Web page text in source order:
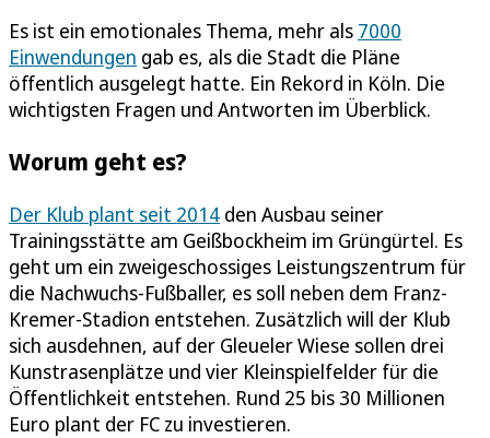
Es ist ein emotionales Thema, mehr als 7000
Einwendungen gab es, als die Stadt die Pläne
öffentlich ausgelegt hatte. Ein Rekord in Köln. Die
wichtigsten Fragen und Antworten im Überblick.
Worum geht es?
Der Klub plant seit 2014 den Ausbau seiner
Trainingsstätte am Geißbockheim im Grüngürtel. Es
geht um ein zweigeschossiges Leistungszentrum für
die Nachwuchs-Fußballer, es soll neben dem Franz-
Kremer-Stadion entstehen. Zusätzlich will der Klub
sich ausdehnen, auf der Gleueler Wiese sollen drei
Kunstrasenplätze und vier Kleinspielfelder für die
Öffentlichkeit entstehen. Rund 25 bis 30 Millionen
Euro plant der FC zu investieren.